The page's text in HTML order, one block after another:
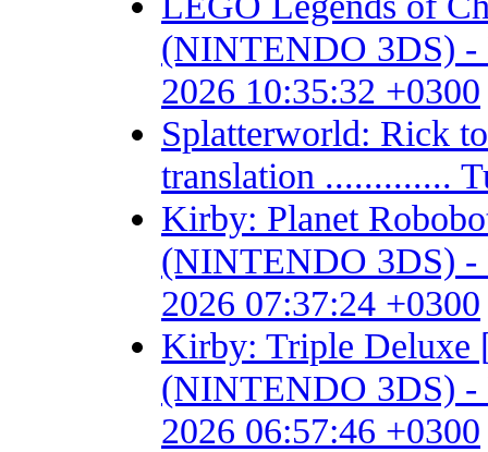
(NINTENDO 3DS) -
2026 10:35:32 +0300
Splatterworld: Rick
translation .............
Kirby: Planet
(NINTENDO 3DS) -
2026 07:37:24 +0300
Kirby: Triple
(NINTENDO 3DS) -
2026 06:57:46 +0300